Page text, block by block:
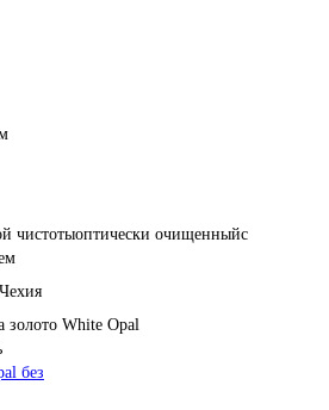
чистотыоптически очищенныйс
Чехия
золото White Opal